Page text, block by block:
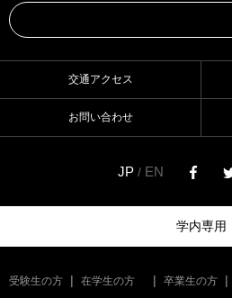
交通アクセス
お問い合わせ
JP / EN
学内専用
受験生の方 在学生の方 卒業生の方